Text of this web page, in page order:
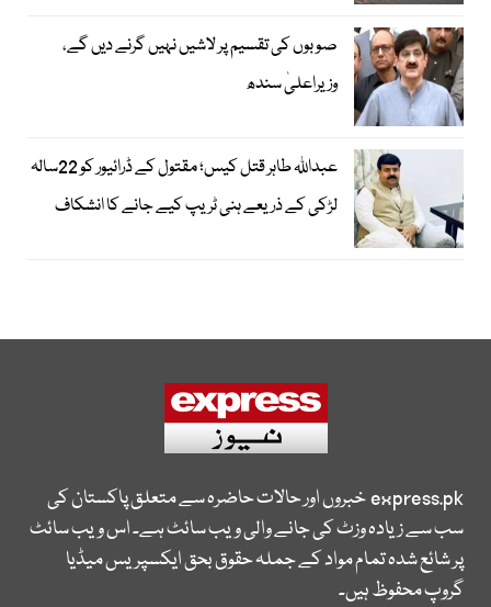
صوبوں کی تقسیم پر لاشیں نہیں گرنے دیں گے،
وزیراعلیٰ سندھ
عبداللہ طاہر قتل کیس؛ مقتول کے ڈرائیور کو 22سالہ
لڑکی کے ذریعے ہنی ٹریپ کیے جانے کا انشکاف
express.pkخبروں اور حالات حاضرہ سے متعلق پاکستان کی
سب سے زیادہ وزٹ کی جانے والی ویب سائٹ ہے۔ اس ویب سائٹ
پر شائع شدہ تمام مواد کے جملہ حقوق بحق ایکسپریس میڈیا
گروپ محفوظ ہیں۔